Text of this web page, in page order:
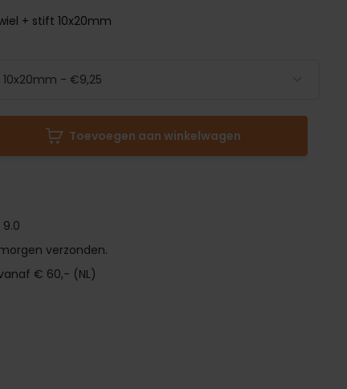
+ stift 10x20mm
Toevoegen aan winkelwagen
verzonden.
€ 60,- (NL)